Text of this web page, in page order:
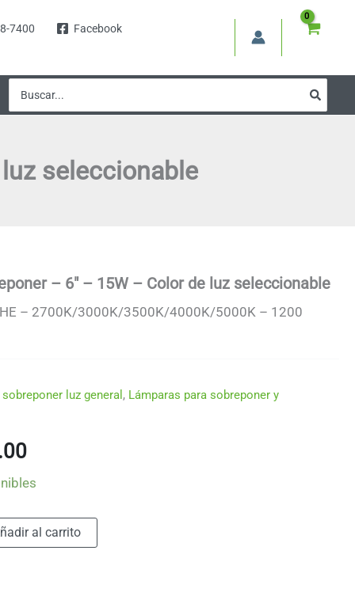
7400 Facebook
por:
seleccionable
– 6″ – 15W – Color de luz seleccionable
– 2700K/3000K/3500K/4000K/5000K – 1200
luz general , Lámparas para sobreponer y
El
precio
actual
es:
al carrito